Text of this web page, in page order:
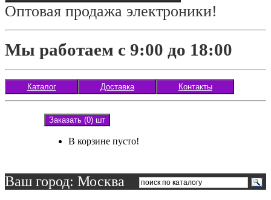
Оптовая продажа электроники!
Мы работаем с 9:00 до 18:00
Каталог Доставка Контакты
Заказать (0) шт
В корзине пусто!
Ваш город: Москва